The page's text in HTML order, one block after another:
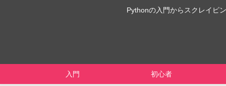
Pythonの入門からスクレイピ
入門 初心者